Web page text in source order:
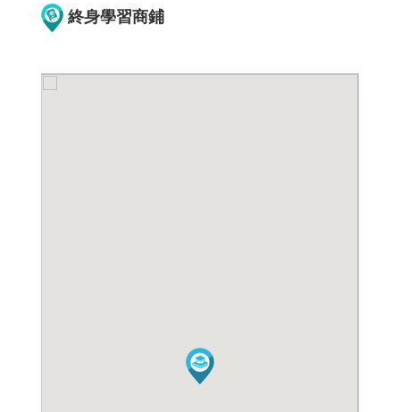
終身學習商鋪